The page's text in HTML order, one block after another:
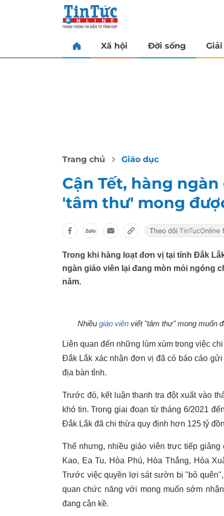
Xã hội Đời sống
Trang chủ Giáo dục
Cận Tết, hàng
'tâm thư' mong
Trong khi hàng loạt đơn vị tại tỉnh Đắk
ngàn giáo viên lại đang mòn mỏi ngóng
năm.
Nhiều giáo viênviết "tâm thư" mong muốn
Liên quan đến những lùm xùm trong việc
Đắk Lắk xác nhận đơn vị đã có báo cáo
địa bàn tỉnh.
Trước đó, kết luận thanh tra đột xuất vào
khó tin. Trong giai đoạn từ tháng 6/2021
Đắk Lắk đã chi thừa quy định hơn 125 tỷ
Thế nhưng, nhiều giáo viên trực tiếp
Kao, Ea Tu, Hòa Phú, Hòa Thắng, Hòa
Trước việc quyền lợi sát sườn bị "bỏ
quan chức năng với mong muốn sớm
đang cận kề.